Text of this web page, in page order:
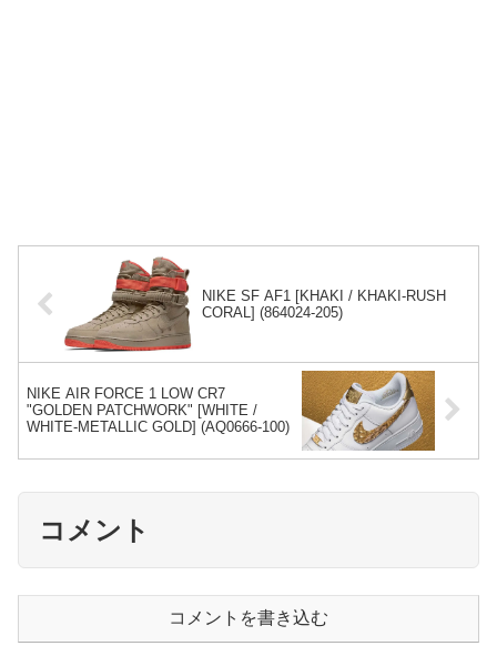
NIKE SF AF1 [KHAKI / KHAKI-RUSH
CORAL] (864024-205)
NIKE AIR FORCE 1 LOW CR7
"GOLDEN PATCHWORK" [WHITE /
WHITE-METALLIC GOLD] (AQ0666-100)
コメント
コメントを書き込む